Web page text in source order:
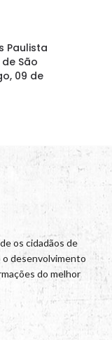
Paulista
São
09 de
os cidadãos de
o desenvolvimento
do melhor